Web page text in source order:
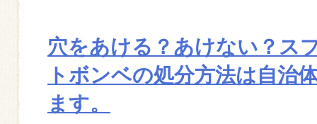
穴をあける？あけない？ス
トボンベの処分方法は自治
ます。